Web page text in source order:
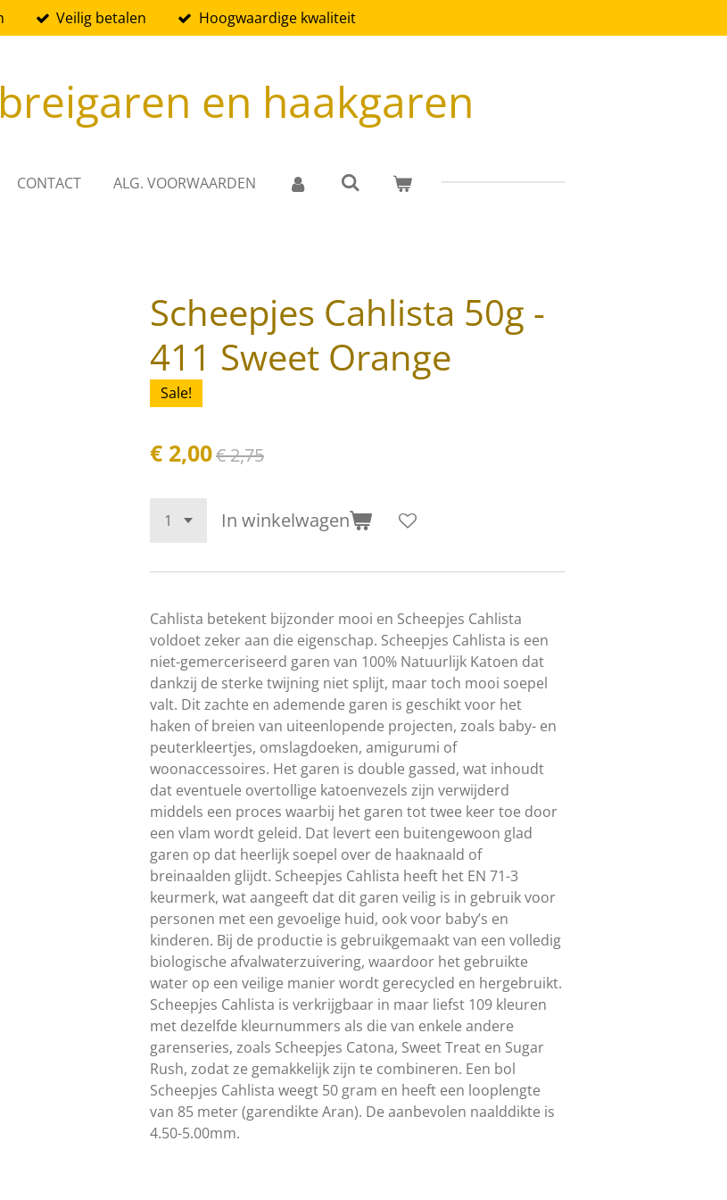
Veilig betalen Hoogwaardige kwaliteit
en haakgaren
CONTACT ALG. VOORWAARDEN
Scheepjes Cahlista 50g -
411 Sweet Orange
Sale!
€ 2,00€ 2,75
In winkelwagen
Cahlista betekent bijzonder mooi en Scheepjes Cahlista
voldoet zeker aan die eigenschap. Scheepjes Cahlista is een
niet-gemerceriseerd garen van 100% Natuurlijk Katoen dat
dankzij de sterke twijning niet splijt, maar toch mooi soepel
valt. Dit zachte en ademende garen is geschikt voor het
haken of breien van uiteenlopende projecten, zoals baby- en
peuterkleertjes, omslagdoeken, amigurumi of
woonaccessoires. Het garen is double gassed, wat inhoudt
dat eventuele overtollige katoenvezels zijn verwijderd
middels een proces waarbij het garen tot twee keer toe door
een vlam wordt geleid. Dat levert een buitengewoon glad
garen op dat heerlijk soepel over de haaknaald of
breinaalden glijdt. Scheepjes Cahlista heeft het EN 71-3
keurmerk, wat aangeeft dat dit garen veilig is in gebruik voor
personen met een gevoelige huid, ook voor baby’s en
kinderen. Bij de productie is gebruikgemaakt van een volledig
biologische afvalwaterzuivering, waardoor het gebruikte
water op een veilige manier wordt gerecycled en hergebruikt.
Scheepjes Cahlista is verkrijgbaar in maar liefst 109 kleuren
met dezelfde kleurnummers als die van enkele andere
garenseries, zoals Scheepjes Catona, Sweet Treat en Sugar
Rush, zodat ze gemakkelijk zijn te combineren. Een bol
Scheepjes Cahlista weegt 50 gram en heeft een looplengte
van 85 meter (garendikte Aran). De aanbevolen naalddikte is
4.50-5.00mm.